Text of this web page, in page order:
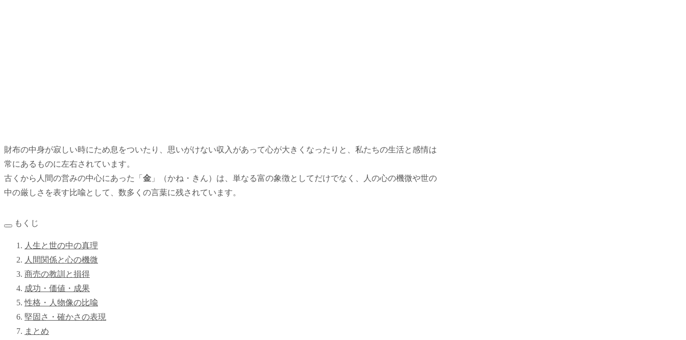
財布の中身が寂しい時にため息をついたり、思いがけない収入があって心が大きくなったりと、私たちの生活と感情は
常にあるものに左右されています。
古くから人間の営みの中心にあった「 金 」（かね・きん）は、単なる富の象徴としてだけでなく、人の心の機微や世の
中の厳しさを表す比喩として、数多くの言葉に残されています。
もくじ
人生と世の中の真理
人間関係と心の機微
商売の教訓と損得
成功・価値・成果
性格・人物像の比喩
堅固さ・確かさの表現
まとめ